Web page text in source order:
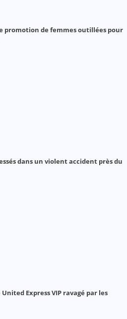
promotion de femmes outillées pour
dans un violent accident près du
Express VIP ravagé par les